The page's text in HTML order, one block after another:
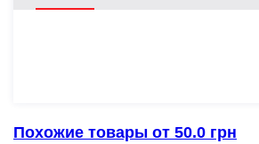
Похожие товары от 50.0 грн